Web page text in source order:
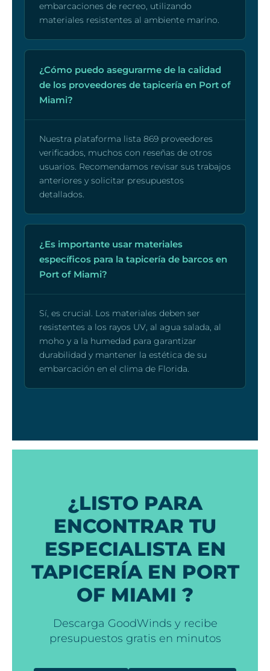
embarcaciones de recreo, utilizando
materiales resistentes al ambiente marino.
¿Cómo puedo asegurarme de la calidad
de los proveedores de tapicería en Port of
Miami?
Nuestra plataforma lista 869 proveedores
verificados, muchos con reseñas de otros
usuarios. Recomendamos revisar sus trabajos
anteriores y solicitar presupuestos
detallados.
¿Es importante usar materiales
específicos para la tapicería de barcos en
Port of Miami?
Sí, es crucial. Los materiales deben ser
resistentes a los rayos UV, al agua salada, al
moho y a la humedad para garantizar
durabilidad y mantener la estética de su
embarcación en el clima de Florida.
¿LISTO PARA
ENCONTRAR TU
ESPECIALISTA EN
TAPICERÍA EN PORT
OF MIAMI ?
Descarga GoodWinds y recibe
presupuestos gratis en minutos